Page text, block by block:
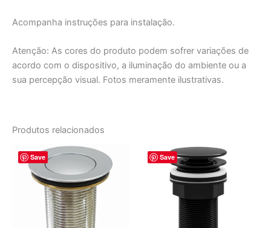
Acompanha instruções para instalação.
Atenção: As cores do produto podem sofrer variações de
acordo com o dispositivo, a iluminação do ambiente ou a
sua percepção visual. Fotos meramente ilustrativas.
Produtos relacionados
Save Save